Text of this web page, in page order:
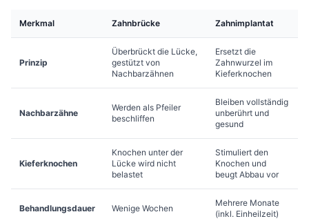
Merkmal Zahnbrücke Zahnimplantat
Prinzip
Überbrückt die Lücke,
gestützt von
Nachbarzähnen
Ersetzt die
Zahnwurzel im
Kieferknochen
Nachbarzähne
Werden als Pfeiler
beschliffen
Bleiben vollständig
unberührt und
gesund
Kieferknochen
Knochen unter der
Lücke wird nicht
belastet
Stimuliert den
Knochen und
beugt Abbau vor
Behandlungsdauer Wenige Wochen
Mehrere Monate
(inkl. Einheilzeit)